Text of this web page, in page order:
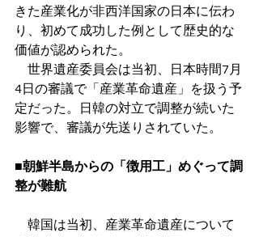
きた産業化が非西洋国家の日本に伝わ
り、初めて成功した例として歴史的な
価値が認められた。
世界遺産委員会は当初、日本時間7月
4日の審議で「産業革命遺産」を扱う予
定だった。日韓の対立で調整が続いた
影響で、審議が先送りされていた。
■朝鮮半島からの「徴用工」めぐって調
整が難航
韓国は当初、産業革命遺産について